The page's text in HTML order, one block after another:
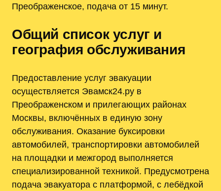
Преображенское, подача от 15 минут.
Общий список услуг и
география обслуживания
Предоставление услуг эвакуации
осуществляется Эвамск24.ру в
Преображенском и прилегающих районах
Москвы, включённых в единую зону
обслуживания. Оказание буксировки
автомобилей, транспортировки автомобилей
на площадки и межгород выполняется
специализированной техникой. Предусмотрена
подача эвакуатора с платформой, с лебёдкой